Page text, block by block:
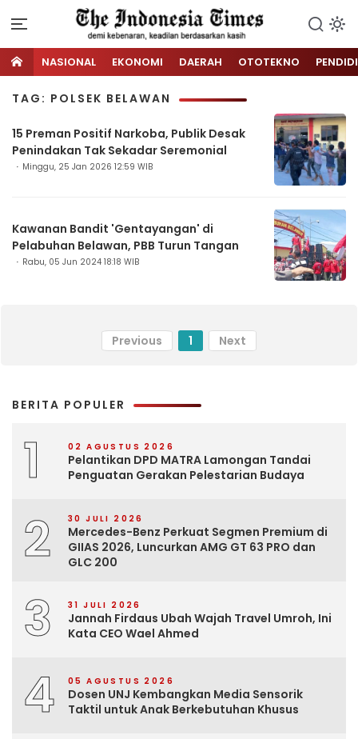
NASIONAL EKONOMI DAERAH OTOTEKNO
TAG: POLSEK BELAWAN
15 Preman Positif Narkoba, Publik Desak
Penindakan Tak Sekadar Seremonial
Minggu, 25 Jan 2026 12:59 WIB
Kawanan Bandit 'Gentayangan' di
Pelabuhan Belawan, PBB Turun Tangan
Rabu, 05 Jun 2024 18:18 WIB
Previous 1 Next
BERITA POPULER
1 02 AGUSTUS 2026
Pelantikan DPD MATRA Lamongan Tandai
Penguatan Gerakan Pelestarian Budaya
2 30 JULI 2026
Mercedes-Benz Perkuat Segmen Premium di
GIIAS 2026, Luncurkan AMG GT 63 PRO dan
GLC 200
3 31 JULI 2026
Jannah Firdaus Ubah Wajah Travel Umroh, Ini
Kata CEO Wael Ahmed
4 05 AGUSTUS 2026
Dosen UNJ Kembangkan Media Sensorik
Taktil untuk Anak Berkebutuhan Khusus